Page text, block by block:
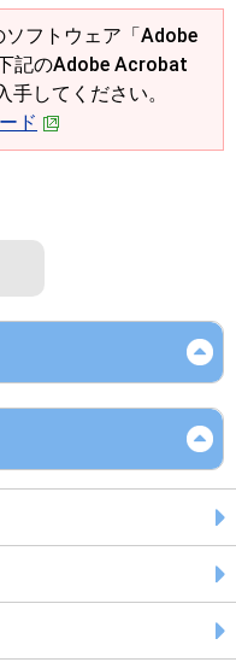
ソフトウェア「Adobe
記のAdobe Acrobat
手してください。
ド